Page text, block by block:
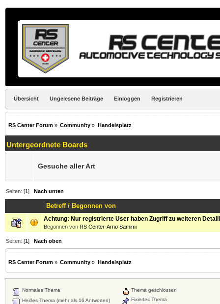
Übersicht Ungelesene Beiträge Einloggen Registrieren
RS Center Forum » Community » Handelsplatz
Untergeordnete Boards
Gesuche aller Art
Seiten: [1]Nach unten
Betreff/ Begonnen von
Achtung: Nur registrierte User haben Zugriff zu weiteren
Begonnen von RS Center-Arno Samimi
Seiten: [1]Nach oben
RS Center Forum » Community » Handelsplatz
Normales Thema
Heißes Thema (mehr als 16 Antworten)
Thema geschlossen
Fixiertes Thema